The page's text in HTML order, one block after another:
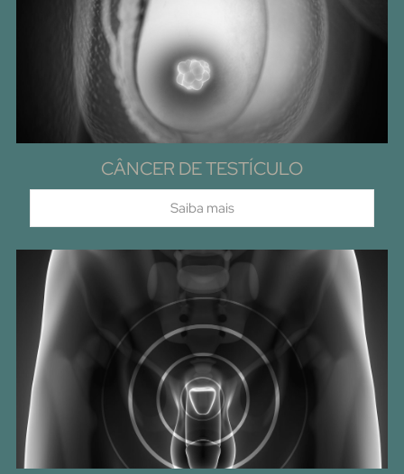
CÂNCER DE TESTÍCULO
Saiba mais